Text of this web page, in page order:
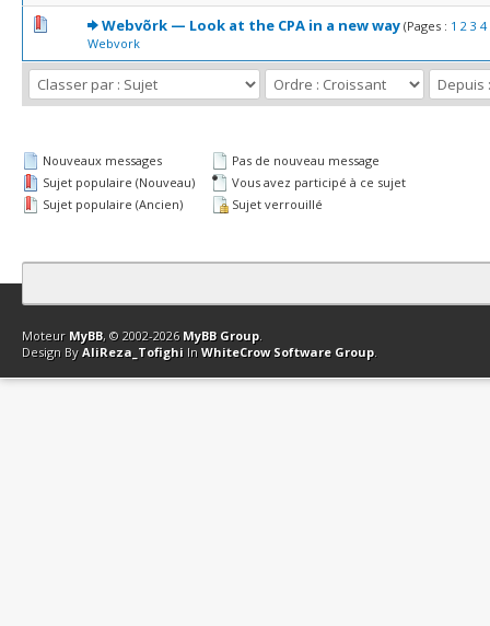
Webvõrk — Look at the CPA in a new way (Pages : 1 2 3 4
Webvork
0 Votes - 0 sur 5 en moyenne
12345
Nouveaux messages
Sujet populaire (Nouveau)
Sujet populaire (Ancien)
Pas de nouveau message
Vous avez participé à ce sujet
Sujet verrouillé
Contact Club Affiliation Retourner en haut Version bas-débit
Moteur MyBB, © 2002-2026 MyBB Group.
Design By AliReza_Tofighi In WhiteCrow Software Group.